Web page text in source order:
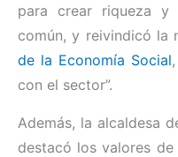
para crear riqueza y
común, y reivindicó la
de la Economía Social
con el sector”.
Además, la alcaldesa
destacó los valores